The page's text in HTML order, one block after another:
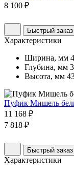
8 100 ₽
Быстрый заказ
Характеристики
Ширина, мм
Глубина, мм
Высота, мм
Пуфик Мишель
11 168 ₽
7 818 ₽
Быстрый заказ
Характеристики